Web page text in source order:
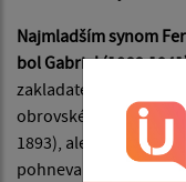
Najmladším synom
bol Gabriel (1866-
zakladateľ senianskej
obrovského majetku
1893), ale práve kvôli
pohneval bohatého